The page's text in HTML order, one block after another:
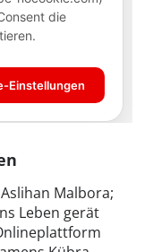
Malbora;
Leben gerät